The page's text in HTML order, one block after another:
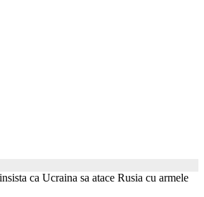
ca Ucraina sa atace Rusia cu armele